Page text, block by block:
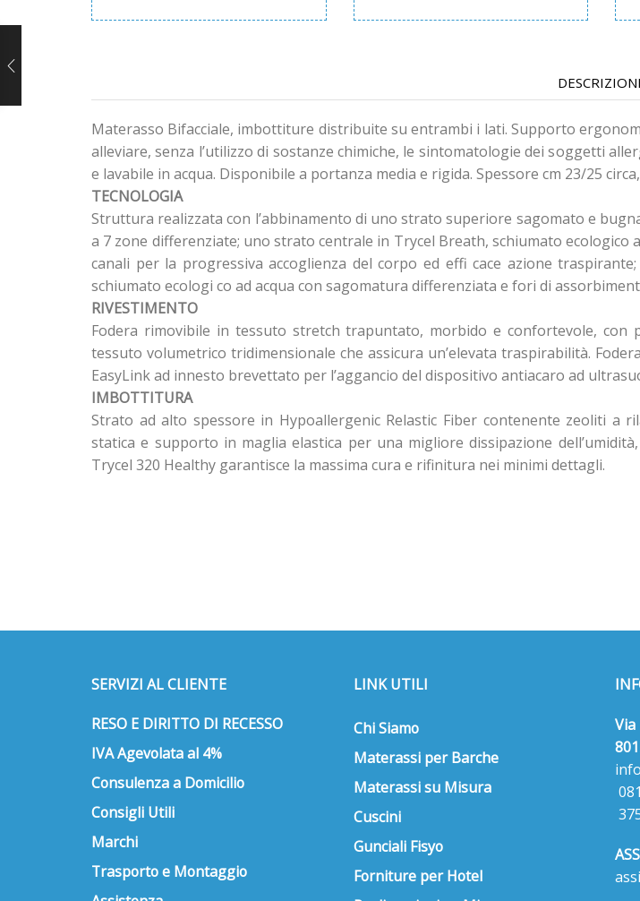
Materasso Bifacciale, imbottiture distribuite su entrambi i lati. Supporto
alleviare, senza l’utilizzo di sostanze chimiche, le sintomatologie dei soggetti
e lavabile in acqua. Disponibile a portanza media e rigida. Spessore cm 23/25
TECNOLOGIA
Struttura realizzata con l’abbinamento di uno strato superiore sagomato e
a 7 zone differenziate; uno strato centrale in Trycel Breath, schiumato
canali per la progressiva accoglienza del corpo ed effi cace azione
schiumato ecologi co ad acqua con sagomatura differenziata e fori di
RIVESTIMENTO
Fodera rimovibile in tessuto stretch trapuntato, morbido e confortevole,
tessuto volumetrico tridimensionale che assicura un’elevata traspirabilità.
EasyLink ad innesto brevettato per l’aggancio del dispositivo antiacaro ad
IMBOTTITURA
Strato ad alto spessore in Hypoallergenic Relastic Fiber contenente zeoliti a
statica e supporto in maglia elastica per una migliore dissipazione
Trycel 320 Healthy garantisce la massima cura e rifinitura nei minimi dettagli.
SERVIZI AL CLIENTE
RESO E DIRITTO DI RECESSO
IVA Agevolata al 4%
Consulenza a Domicilio
Consigli Utili
Marchi
Trasporto e Montaggio
LINK UTILI
Chi Siamo
Materassi per Barche
Materassi su Misura
Cuscini
Gunciali Fisyo
Forniture per Hotel
Via